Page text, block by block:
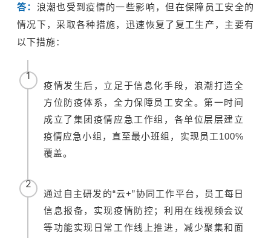
答： 浪潮也受到疫情的一些影响，但在保障员工安全的
情况下，采取各种措施，迅速恢复了复工生产，主要有
以下措施：
1
疫情发生后，立足于信息化手段，浪潮打造全
方位防疫体系，全力保障员工安全。第一时间
成立了集团疫情应急工作组，各单位层层建立
疫情应急小组，直至最小班组，实现员工100%
覆盖。
2
通过自主研发的“云+”协同工作平台，员工每日
信息报备，实现疫情防控；利用在线视频会议
等功能实现日常工作线上推进，减少聚集和面